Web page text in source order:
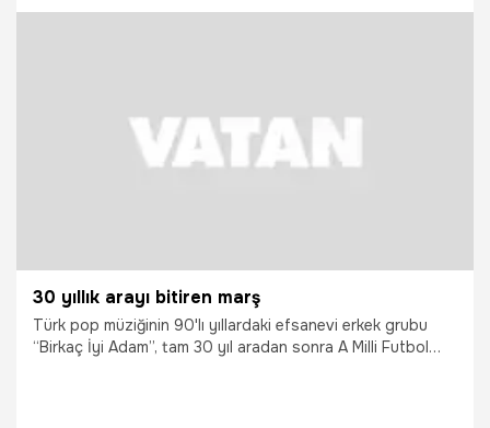
uygulanırken, araç 30 gün trafikten men edildi, sürücünün
30 yıllık arayı bitiren marş
Türk pop müziğinin 90'lı yıllardaki efsanevi erkek grubu
“Birkaç İyi Adam”, tam 30 yıl aradan sonra A Milli Futbol